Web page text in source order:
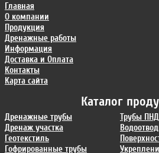
Каталог
Дренажные трубы
Дренаж участка
Геотекстиль
Гофрированные трубы
Трубы
Главная
О компании
Продукция
Дренажные работы
Информация
Доставка и Оплата
Контакты
Карта сайта